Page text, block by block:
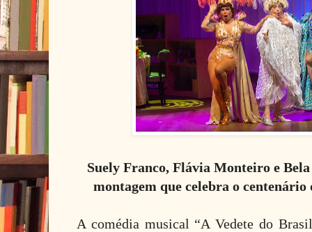
Suely Franco, Flávia Monteiro e
montagem que celebra o
A comédia musical “A Vedete do